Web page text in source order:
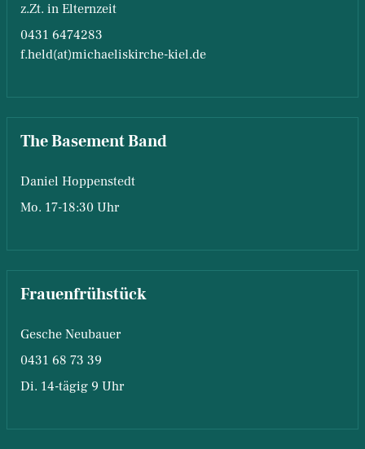
z.Zt. in Elternzeit
0431 6474283
f.held(at)michaeliskirche-kiel.de
The Basement Band
Daniel Hoppenstedt
Mo. 17-18:30 Uhr
Frauenfrühstück
Gesche Neubauer
0431 68 73 39
Di. 14-tägig 9 Uhr